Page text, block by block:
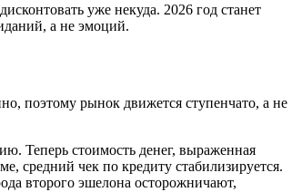
уже некуда. 2026 год станет
а не эмоций.
поэтому рынок движется ступенчато, а не
Теперь стоимость денег, выраженная
средний чек по кредиту стабилизируется.
второго эшелона осторожничают,